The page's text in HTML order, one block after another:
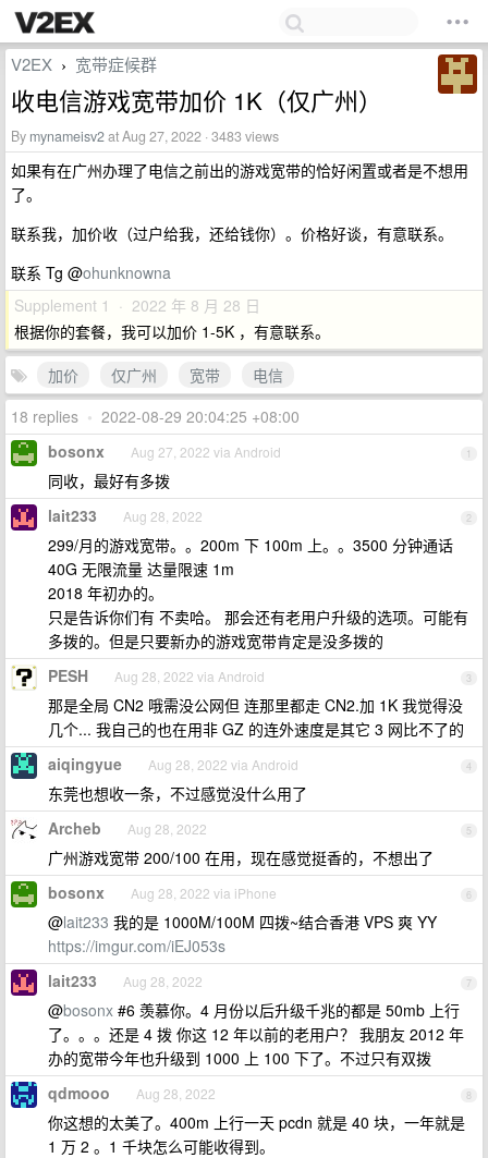
V2EX › 宽带症候群
收电信游戏宽带加价 1K（仅广州）
By mynameisv2at Aug 27, 2022 · 3483 views
如果有在广州办理了电信之前出的游戏宽带的恰好闲置或者是不想用
了。
联系我，加价收（过户给我，还给钱你）。价格好谈，有意联系。
联系 Tg @ohunknowna
Supplement 1 · 2022 年 8 月 28 日
根据你的套餐，我可以加价 1-5K ，有意联系。
加价
仅广州 宽带
电信
18 replies • 2022-08-29 20:04:25 +08:00
1
bosonx Aug 27, 2022 via Android
同收，最好有多拨
2
lait233 Aug 28, 2022
299/月的游戏宽带。。200m 下 100m 上。。3500 分钟通话
40G 无限流量 达量限速 1m
2018 年初办的。
只是告诉你们有 不卖哈。 那会还有老用户升级的选项。可能有
多拨的。但是只要新办的游戏宽带肯定是没多拨的
3
PESH Aug 28, 2022 via Android
那是全局 CN2 哦需没公网但 连那里都走 CN2.加 1K 我觉得没
几个... 我自己的也在用非 GZ 的连外速度是其它 3 网比不了的
4
aiqingyue Aug 28, 2022 via Android
东莞也想收一条，不过感觉没什么用了
5
Archeb Aug 28, 2022
广州游戏宽带 200/100 在用，现在感觉挺香的，不想出了
6
bosonx Aug 28, 2022 via iPhone
@lait233 我的是 1000M/100M 四拨~结合香港 VPS 爽 YY
https://imgur.com/iEJ053s
7
lait233 Aug 28, 2022
@bosonx #6 羡慕你。4 月份以后升级千兆的都是 50mb 上行
了。。。还是 4 拨 你这 12 年以前的老用户？ 我朋友 2012 年
办的宽带今年也升级到 1000 上 100 下了。不过只有双拨
8
qdmooo Aug 28, 2022
你这想的太美了。400m 上行一天 pcdn 就是 40 块，一年就是
1 万 2 。1 千块怎么可能收得到。